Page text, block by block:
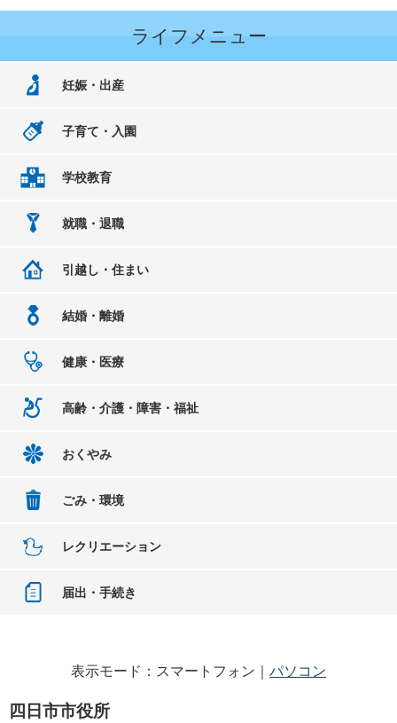
ライフメニュー
妊娠・出産
子育て・入園
学校教育
就職・退職
引越し・住まい
結婚・離婚
健康・医療
高齢・介護・障害・福祉
おくやみ
ごみ・環境
レクリエーション
届出・手続き
表示モード：スマートフォン｜ パソコン
四日市市役所